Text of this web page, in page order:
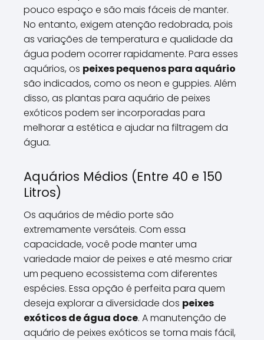
pouco espaço e são mais fáceis de manter.
No entanto, exigem atenção redobrada, pois
as variações de temperatura e qualidade da
água podem ocorrer rapidamente. Para esses
aquários, os peixes pequenos para aquário
são indicados, como os neon e guppies. Além
disso, as plantas para aquário de peixes
exóticos podem ser incorporadas para
melhorar a estética e ajudar na filtragem da
água.
Aquários Médios (Entre 40 e 150
Litros)
Os aquários de médio porte são
extremamente versáteis. Com essa
capacidade, você pode manter uma
variedade maior de peixes e até mesmo criar
um pequeno ecossistema com diferentes
espécies. Essa opção é perfeita para quem
deseja explorar a diversidade dos peixes
exóticos de água doce. A manutenção de
aquário de peixes exóticos se torna mais fácil,